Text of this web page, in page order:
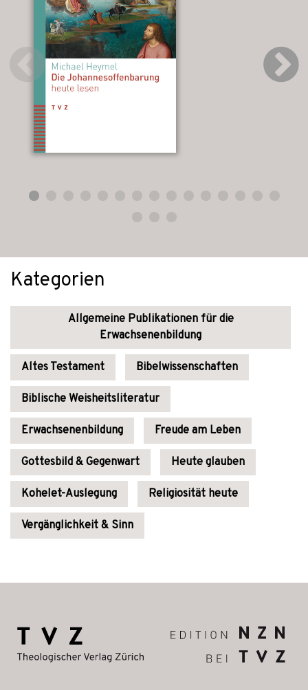
Kategorien
Allgemeine Publikationen für die
Erwachsenenbildung
Altes Testament Bibelwissenschaften
Biblische Weisheitsliteratur
Erwachsenenbildung Freude am Leben
Gottesbild & Gegenwart Heute glauben
Kohelet-Auslegung Religiosität heute
Vergänglichkeit & Sinn